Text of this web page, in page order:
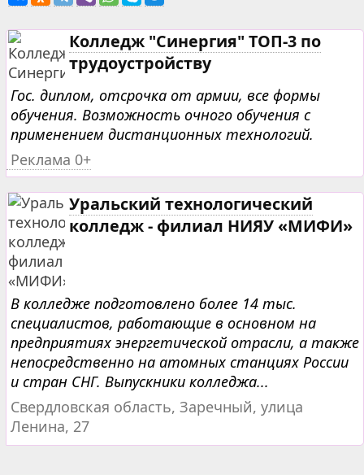
Колледж "Синергия" ТОП-3 по
трудоустройству
Гос. диплом, отсрочка от армии, все формы
обучения. Возможность очного обучения с
применением дистанционных технологий.
Реклама 0+
Уральский технологический
колледж - филиал НИЯУ «МИФИ»
В колледже подготовлено более 14 тыс.
специалистов, работающие в основном на
предприятиях энергетической отрасли, а также
непосредственно на атомных станциях России
и стран СНГ. Выпускники колледжа...
Свердловская область, Заречный, улица
Ленина, 27